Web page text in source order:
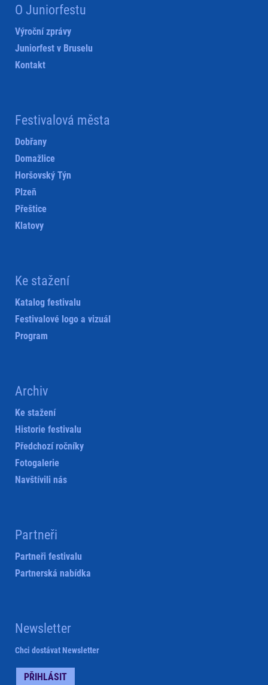
O Juniorfestu
Výroční zprávy
Juniorfest v Bruselu
Kontakt
Festivalová města
Dobřany
Domažlice
Horšovský Týn
Plzeň
Přeštice
Klatovy
Ke stažení
Katalog festivalu
Festivalové logo a vizuál
Program
Archiv
Ke stažení
Historie festivalu
Předchozí ročníky
Fotogalerie
Navštívili nás
Partneři
Partneři festivalu
Partnerská nabídka
Newsletter
Chci dostávat Newsletter
PŘIHLÁSIT